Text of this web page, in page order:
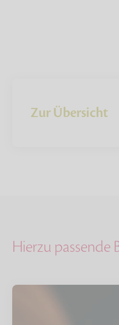
Zur Übersicht
Hierzu passende